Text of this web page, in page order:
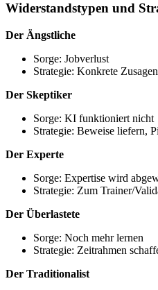
Widerstandstypen und
Der Ängstliche
Sorge: Jobverlust
Strategie: Konkrete
Der Skeptiker
Sorge: KI funktioniert nicht
Strategie: Beweise liefern,
Der Experte
Sorge: Expertise wird
Strategie: Zum Trainer/
Der Überlastete
Sorge: Noch mehr lernen
Strategie: Zeitrahmen
Der Traditionalist